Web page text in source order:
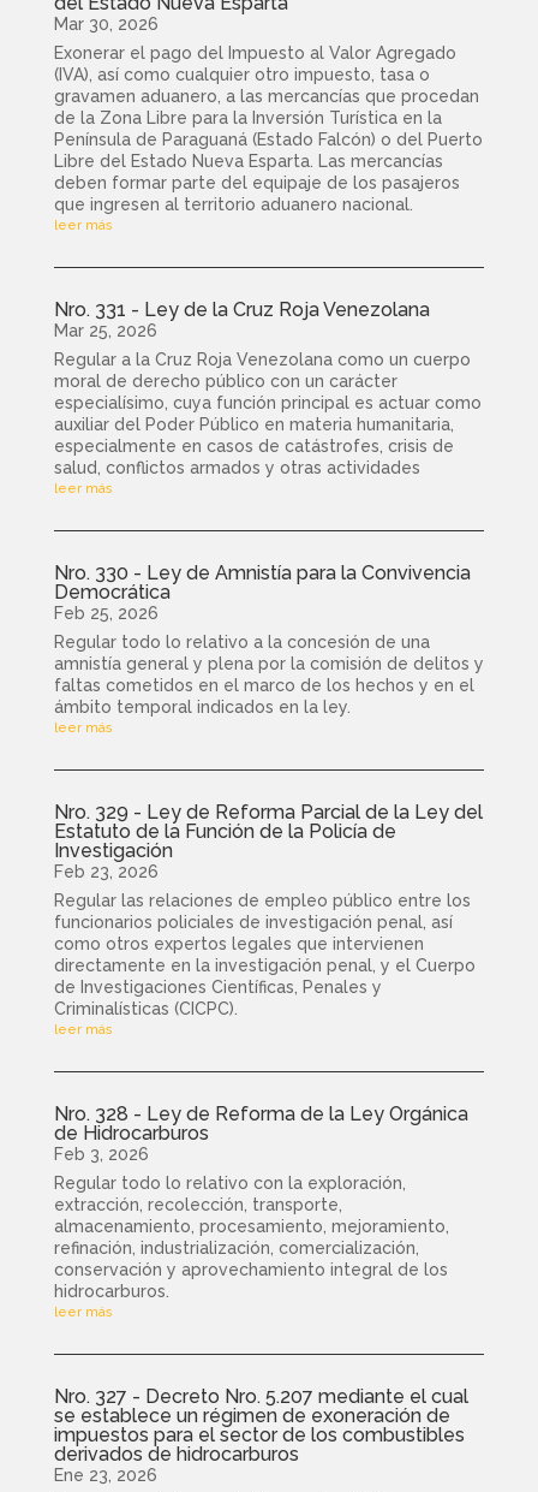
Mar 30, 2026
Exonerar el pago del Impuesto al Valor Agregado
(IVA), así como cualquier otro impuesto, tasa o
gravamen aduanero, a las mercancías que procedan
de la Zona Libre para la Inversión Turística en la
Península de Paraguaná (Estado Falcón) o del Puerto
Libre del Estado Nueva Esparta. Las mercancías
deben formar parte del equipaje de los pasajeros
que ingresen al territorio aduanero nacional.
leer más
Nro. 331 - Ley de la Cruz Roja Venezolana
Mar 25, 2026
Regular a la Cruz Roja Venezolana como un cuerpo
moral de derecho público con un carácter
especialísimo, cuya función principal es actuar como
auxiliar del Poder Público en materia humanitaria,
especialmente en casos de catástrofes, crisis de
salud, conflictos armados y otras actividades
leer más
Nro. 330 - Ley de Amnistía para la Convivencia
Democrática
Feb 25, 2026
Regular todo lo relativo a la concesión de una
amnistía general y plena por la comisión de delitos y
faltas cometidos en el marco de los hechos y en el
ámbito temporal indicados en la ley.
leer más
Nro. 329 - Ley de Reforma Parcial de la Ley del
Estatuto de la Función de la Policía de
Investigación
Feb 23, 2026
Regular las relaciones de empleo público entre los
funcionarios policiales de investigación penal, así
como otros expertos legales que intervienen
directamente en la investigación penal, y el Cuerpo
de Investigaciones Científicas, Penales y
Criminalísticas (CICPC).
leer más
Nro. 328 - Ley de Reforma de la Ley Orgánica
de Hidrocarburos
Feb 3, 2026
Regular todo lo relativo con la exploración,
extracción, recolección, transporte,
almacenamiento, procesamiento, mejoramiento,
refinación, industrialización, comercialización,
conservación y aprovechamiento integral de los
hidrocarburos.
leer más
Nro. 327 - Decreto Nro. 5.207 mediante el cual
se establece un régimen de exoneración de
impuestos para el sector de los combustibles
derivados de hidrocarburos
Ene 23, 2026